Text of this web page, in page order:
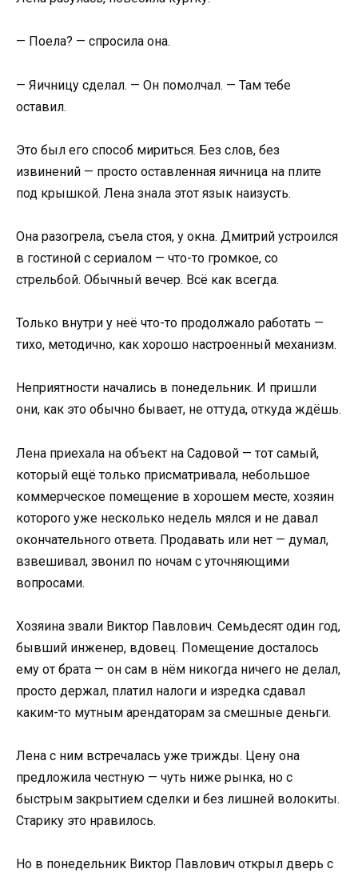
— Поела? — спросила она.
— Яичницу сделал. — Он помолчал. — Там тебе
оставил.
Это был его способ мириться. Без слов, без
извинений — просто оставленная яичница на плите
под крышкой. Лена знала этот язык наизусть.
Она разогрела, съела стоя, у окна. Дмитрий устроился
в гостиной с сериалом — что-то громкое, со
стрельбой. Обычный вечер. Всё как всегда.
Только внутри у неё что-то продолжало работать —
тихо, методично, как хорошо настроенный механизм.
Неприятности начались в понедельник. И пришли
они, как это обычно бывает, не оттуда, откуда ждёшь.
Лена приехала на объект на Садовой — тот самый,
который ещё только присматривала, небольшое
коммерческое помещение в хорошем месте, хозяин
которого уже несколько недель мялся и не давал
окончательного ответа. Продавать или нет — думал,
взвешивал, звонил по ночам с уточняющими
вопросами.
Хозяина звали Виктор Павлович. Семьдесят один год,
бывший инженер, вдовец. Помещение досталось
ему от брата — он сам в нём никогда ничего не делал,
просто держал, платил налоги и изредка сдавал
каким-то мутным арендаторам за смешные деньги.
Лена с ним встречалась уже трижды. Цену она
предложила честную — чуть ниже рынка, но с
быстрым закрытием сделки и без лишней волокиты.
Старику это нравилось.
Но в понедельник Виктор Павлович открыл дверь с